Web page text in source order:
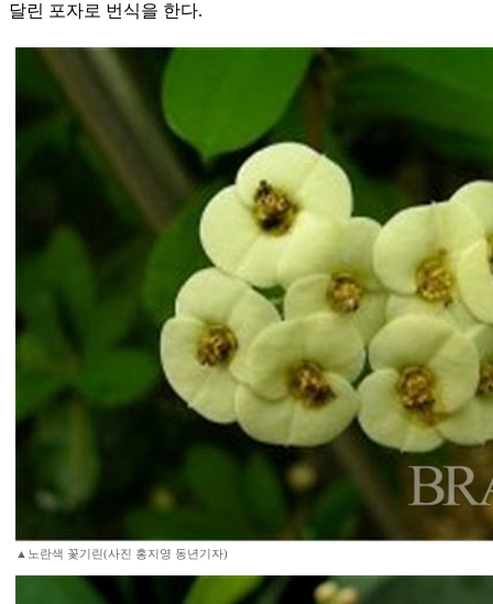
달린 포자로 번식을 한다.
▲노란색 꽃기린(사진 홍지영 동년기자)